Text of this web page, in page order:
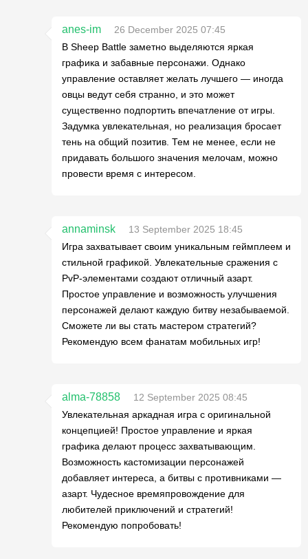
anes-im
26 December 2025 07:45
В Sheep Battle заметно выделяются яркая
графика и забавные персонажи. Однако
управление оставляет желать лучшего — иногда
овцы ведут себя странно, и это может
существенно подпортить впечатление от игры.
Задумка увлекательная, но реализация бросает
тень на общий позитив. Тем не менее, если не
придавать большого значения мелочам, можно
провести время с интересом.
annaminsk
13 September 2025 18:45
Игра захватывает своим уникальным геймплеем и
стильной графикой. Увлекательные сражения с
PvP-элементами создают отличный азарт.
Простое управление и возможность улучшения
персонажей делают каждую битву незабываемой.
Сможете ли вы стать мастером стратегий?
Рекомендую всем фанатам мобильных игр!
alma-78858
12 September 2025 08:45
Увлекательная аркадная игра с оригинальной
концепцией! Простое управление и яркая
графика делают процесс захватывающим.
Возможность кастомизации персонажей
добавляет интереса, а битвы с противниками —
азарт. Чудесное времяпровождение для
любителей приключений и стратегий!
Рекомендую попробовать!